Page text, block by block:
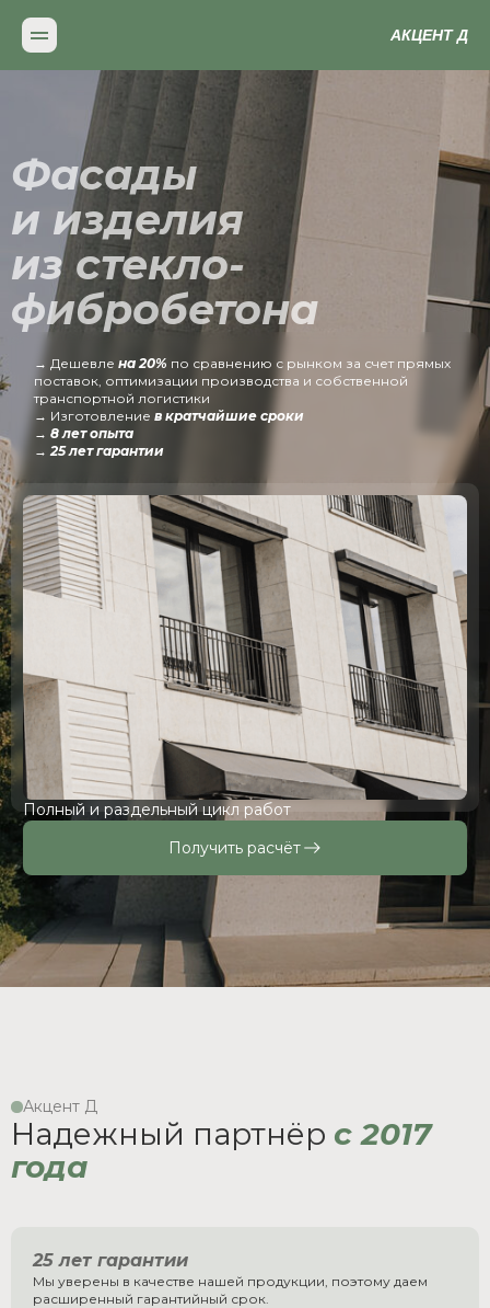
АКЦЕНТ Д
Фасады
и изделия
из стекло-
фибробетона
→ Дешевле на 20% по сравнению с рынком за счет прямых
поставок, оптимизации производства и собственной
транспортной логистики
→ Изготовление в кратчайшие сроки
→ 8 лет опыта
→25 лет гарантии
Полный и раздельный цикл работ
Получить расчёт
Акцент Д
Надежный партнёр с 2017
года
25 лет гарантии
Мы уверены в качестве нашей продукции, поэтому даем
расширенный гарантийный срок.